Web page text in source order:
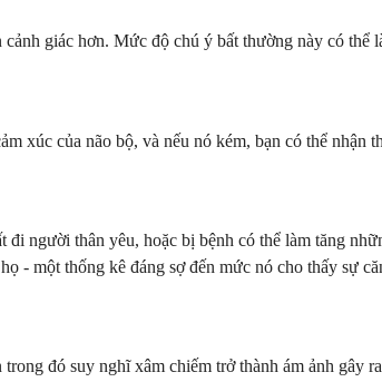
giác hơn. Mức độ chú ý bất thường này có
xúc của não bộ, và nếu nó kém, bạn có thể nhận
người thân yêu, hoặc bị bệnh có thể làm tăng
- một thống kê đáng sợ đến mức nó cho thấy sự
đó suy nghĩ xâm chiếm trở thành ám ảnh